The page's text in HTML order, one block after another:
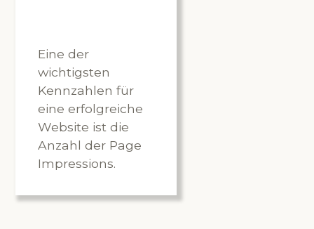
Eine der
wichtigsten
Kennzahlen für
eine erfolgreiche
Website ist die
Anzahl der Page
Impressions.